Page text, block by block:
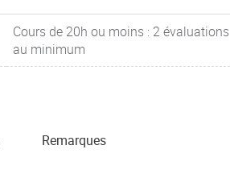
Cours de 20h ou moins : 2 évaluations
au minimum
Remarques